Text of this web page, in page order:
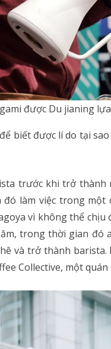
được Du jianing
biết được lí do tại
trước khi trở
đó làm việc trong
vì không thể chịu
trong thời gian đó
và trở thành
Collective, một